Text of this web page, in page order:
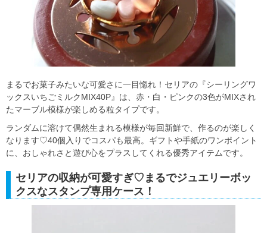
まるでお菓子みたいな可愛さに一目惚れ！セリアの『シーリングワ
ックスいちごミルクMIX40P』は、赤・白・ピンクの3色がMIXされ
たマーブル模様が楽しめる粒タイプです。
ランダムに溶けて偶然生まれる模様が毎回新鮮で、作るのが楽しく
なります♡40個入りでコスパも最高。ギフトや手紙のワンポイント
に、おしゃれさと遊び心をプラスしてくれる優秀アイテムです。
セリアの収納が可愛すぎ♡まるでジュエリーボッ
クスなスタンプ専用ケース！